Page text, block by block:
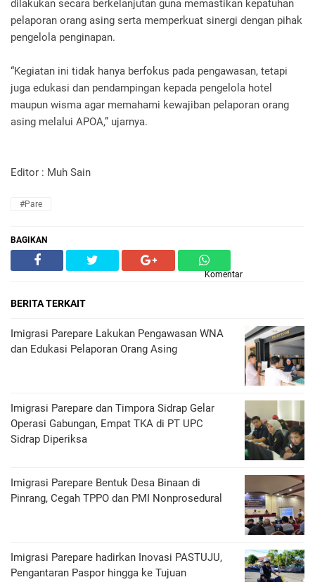
dilakukan secara berkelanjutan guna memastikan kepatuhan
pelaporan orang asing serta memperkuat sinergi dengan pihak
pengelola penginapan.
“Kegiatan ini tidak hanya berfokus pada pengawasan, tetapi
juga edukasi dan pendampingan kepada pengelola hotel
maupun wisma agar memahami kewajiban pelaporan orang
asing melalui APOA,” ujarnya.
Editor : Muh Sain
#Pare
BAGIKAN
Komentar
BERITA TERKAIT
Imigrasi Parepare Lakukan Pengawasan WNA
dan Edukasi Pelaporan Orang Asing
Imigrasi Parepare dan Timpora Sidrap Gelar
Operasi Gabungan, Empat TKA di PT UPC
Sidrap Diperiksa
Imigrasi Parepare Bentuk Desa Binaan di
Pinrang, Cegah TPPO dan PMI Nonprosedural
Imigrasi Parepare hadirkan Inovasi PASTUJU,
Pengantaran Paspor hingga ke Tujuan